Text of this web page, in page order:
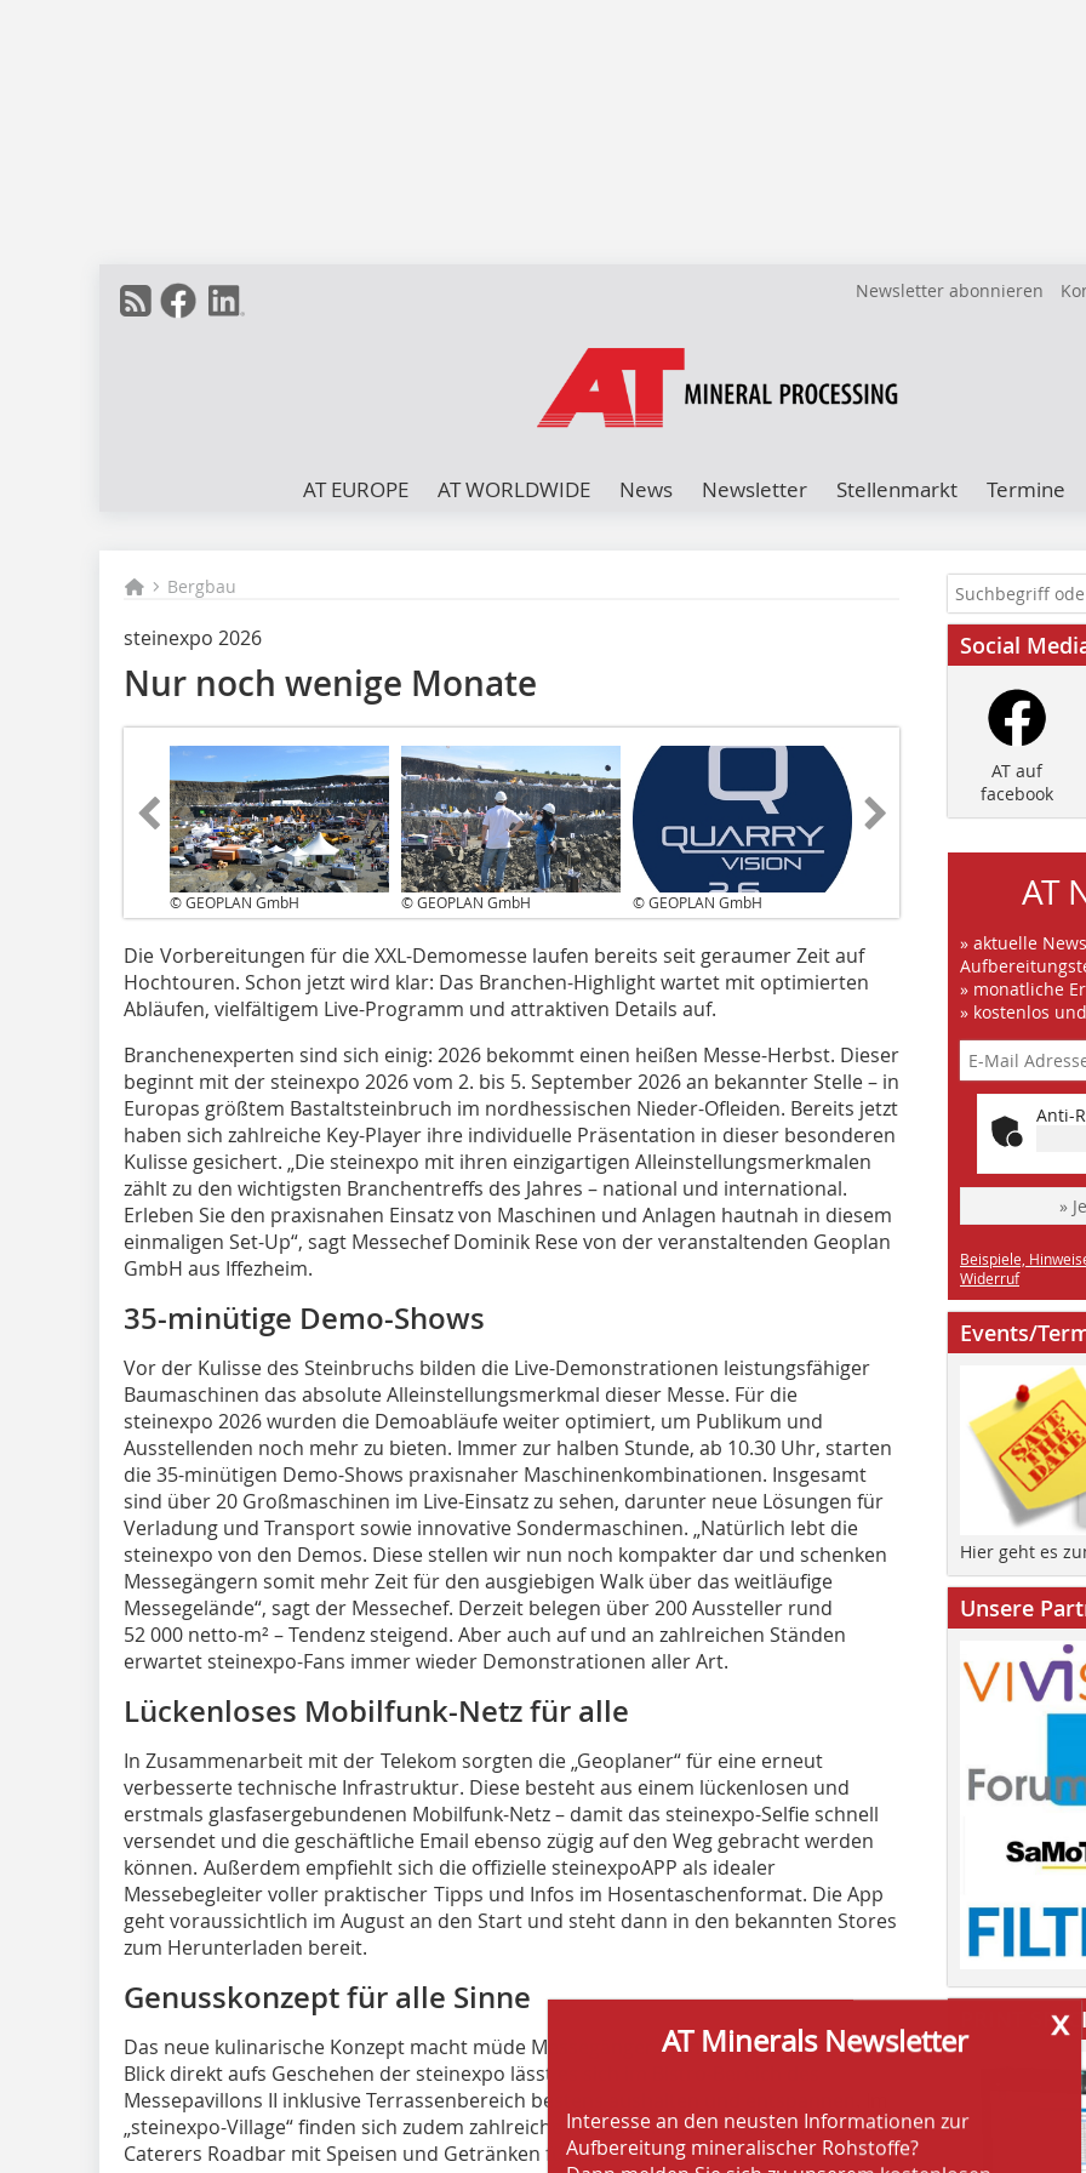
Newsletter abonnieren
AT EUROPE AT WORLDWIDE News Newsletter Stellenmarkt Termine
Bergbau
steinexpo 2026
Nur noch wenige Monate
© GEOPLAN GmbH © GEOPLAN GmbH © GEOPLAN GmbH
Die Vorbereitungen für die XXL-Demomesse laufen bereits seit geraumer Zeit auf
Hochtouren. Schon jetzt wird klar: Das Branchen-Highlight wartet mit optimierten
Abläufen, vielfältigem Live-Programm und attraktiven Details auf.
Branchenexperten sind sich einig: 2026 bekommt einen heißen Messe-Herbst. Dieser
beginnt mit der steinexpo 2026 vom 2. bis 5. September 2026 an bekannter Stelle – in
Europas größtem Bastaltsteinbruch im nordhessischen Nieder-Ofleiden. Bereits jetzt
haben sich zahlreiche Key-Player ihre individuelle Präsentation in dieser besonderen
Kulisse gesichert. „Die steinexpo mit ihren einzigartigen Alleinstellungsmerkmalen
zählt zu den wichtigsten Branchentreffs des Jahres – national und international.
Erleben Sie den praxisnahen Einsatz von Maschinen und Anlagen hautnah in diesem
einmaligen Set-Up“, sagt Messechef Dominik Rese von der veranstaltenden Geoplan
GmbH aus Iffezheim.
35-minütige Demo-Shows
Vor der Kulisse des Steinbruchs bilden die Live-Demonstrationen leistungsfähiger
Baumaschinen das absolute Alleinstellungsmerkmal dieser Messe. Für die
steinexpo 2026 wurden die Demoabläufe weiter optimiert, um Publikum und
Ausstellenden noch mehr zu bieten. Immer zur halben Stunde, ab 10.30 Uhr, starten
die 35-minütigen Demo-Shows praxisnaher Maschinenkombinationen. Insgesamt
sind über 20 Großmaschinen im Live-Einsatz zu sehen, darunter neue Lösungen für
Verladung und Transport sowie innovative Sondermaschinen. „Natürlich lebt die
steinexpo von den Demos. Diese stellen wir nun noch kompakter dar und schenken
Messegängern somit mehr Zeit für den ausgiebigen Walk über das weitläufige
Messegelände“, sagt der Messechef. Derzeit belegen über 200 Aussteller rund
52 000 netto-m² – Tendenz steigend. Aber auch auf und an zahlreichen Ständen
erwartet steinexpo-Fans immer wieder Demonstrationen aller Art.
Lückenloses Mobilfunk-Netz für alle
In Zusammenarbeit mit der Telekom sorgten die „Geoplaner“ für eine erneut
verbesserte technische Infrastruktur. Diese besteht aus einem lückenlosen und
erstmals glasfasergebundenen Mobilfunk-Netz – damit das steinexpo-Selfie schnell
versendet und die geschäftliche Email ebenso zügig auf den Weg gebracht werden
können. Außerdem empfiehlt sich die offizielle stein­expoAPP als idealer
Messebegleiter voller praktischer Tipps und Infos im Hosentaschenformat. Die App
geht voraussichtlich im August an den Start und steht dann in den bekannten Stores
zum Herunterladen bereit.
Genusskonzept für alle Sinne
Das neue kulinarische Konzept macht müde Messegänger munter: Mit herrlichem
Blick direkt aufs Geschehen der steinexpo lässt es sich im Bistro-Bereich des
Messepavillons II inklusive Terrassenbereich bestens aushalten und entspannen. Im
„steinexpo-Village“ finden sich zudem zahlreiche Foodtrucks des Heilbronner
Caterers Roadbar mit Speisen und Getränken für jeden Geschmack.
x
AT Minerals Newsletter
Interesse an den neusten Informationen zur
Aufbereitung mineralischer Rohstoffe?
Dann melden Sie sich zu unserem kostenlosen
Social
AT auf
facebook
AT
» aktuelle
» monatliche
» kostenlos
Anti-
»
Beispiele,
Widerruf
Events/
Hier geht es
Unsere
PRINT